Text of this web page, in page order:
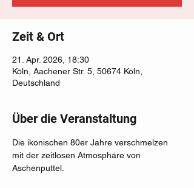
Zeit & Ort
21. Apr. 2026, 18:30
Köln, Aachener Str. 5, 50674 Köln,
Deutschland
Über die Veranstaltung
Die ikonischen 80er Jahre verschmelzen
mit der zeitlosen Atmosphäre von
Aschenputtel.